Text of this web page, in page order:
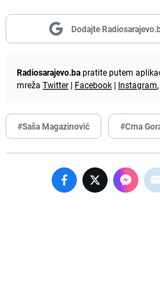
Dodajte
Radiosarajevo.bapratite putem
mreža Twitter | Facebook | Instagram
#Saša Magazinović #Crna